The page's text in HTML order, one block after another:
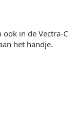
in de Vectra-C
het handje.